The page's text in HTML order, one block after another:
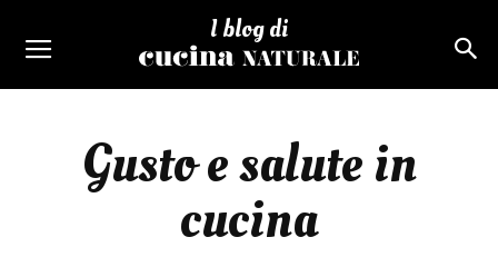
I blog di
Gusto e salute in
cucina